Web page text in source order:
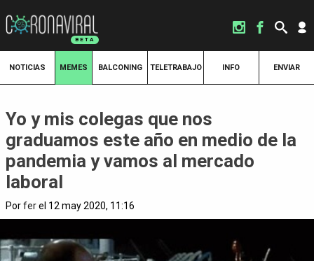
NOTICIAS MEMES BALCONING TELETRABAJO INFO ENVIAR
Yo y mis colegas que nos
graduamos este año en medio de la
pandemia y vamos al mercado
laboral
Porferel 12 may 2020, 11:16